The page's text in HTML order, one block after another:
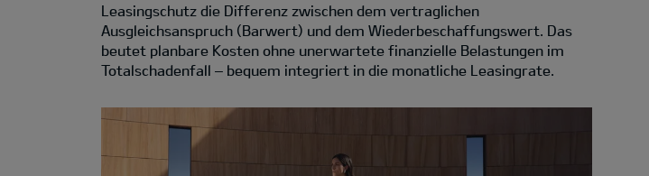
Leasingschutz die Differenz zwischen dem vertraglichen
Ausgleichsanspruch (Barwert) und dem Wiederbeschaffungswert. Das
beutet planbare Kosten ohne unerwartete finanzielle Belastungen im
Totalschadenfall – bequem integriert in die monatliche Leasingrate.